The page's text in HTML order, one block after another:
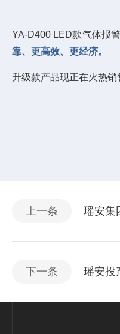
YA-D400 LED款气体报
靠、更高效、更经济。
升级款产品现正在火热
上一条 瑶安集
下一条 瑶安投